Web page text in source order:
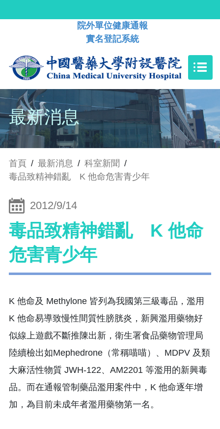
院外單位健康通報
實名登記系統
最新消息
首頁 / 最新消息 / 科室新聞 /
毒品致精神錯亂 K 他命危害青少年
2012/9/14
毒品致精神錯亂 K 他命
危害青少年
K 他命及 Methylone 皆列為我國第三級毒品，濫用
K 他命易導致慢性間質性膀胱炎，新興濫用藥物好
似線上遊戲不斷推陳出新，衛生署食品藥物管理局
陸續檢出如Mephedrone（常稱喵喵）、MDPV 及類
大麻活性物質 JWH-122、AM2201 等濫用的新興毒
品。而在通報管制藥品濫用案件中，K 他命逐年增
加，為目前未成年者濫用藥物第一名。